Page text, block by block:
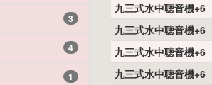
3
4
1
九三式水中聴音機+6
九三式水中聴音機+6
九三式水中聴音機+6
九三式水中聴音機+6